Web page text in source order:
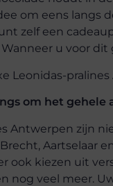
om eens langs
zelf een
u voor
om het
Antwerpen zijn
Aartselaar
ook kiezen uit
nog veel meer.